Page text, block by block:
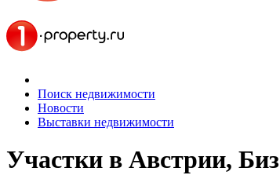
Поиск недвижимости
Новости
Выставки недвижимости
Участки в Австрии,